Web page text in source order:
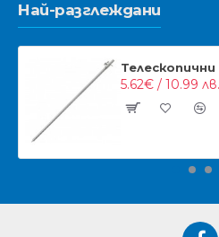
Най-разглеждани
5.62€ / 10.99 лв.